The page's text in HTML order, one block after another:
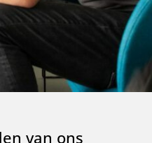
van ons